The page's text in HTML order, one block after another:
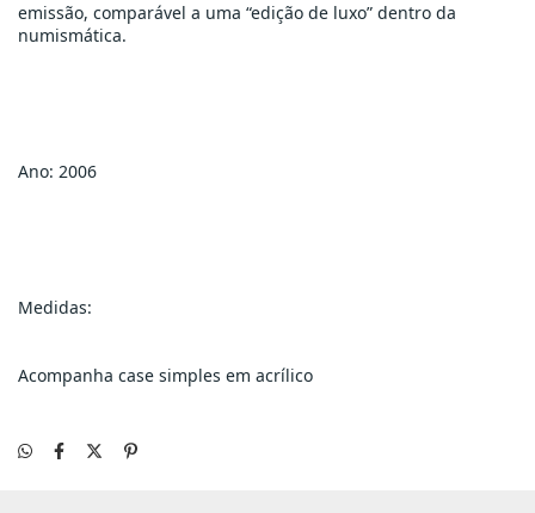
emissão, comparável a uma “edição de luxo” dentro da
numismática.
Ano: 2006
Medidas:
Acompanha case simples em acrílico